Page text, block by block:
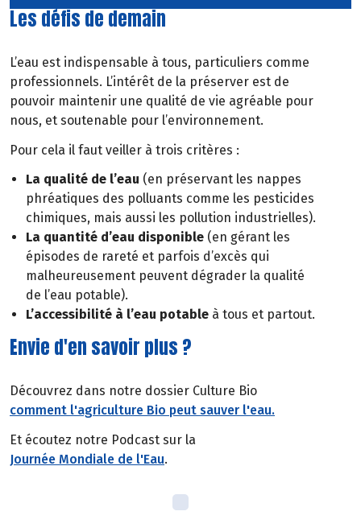
Les défis de demain
L’eau est indispensable à tous, particuliers comme
professionnels. L’intérêt de la préserver est de
pouvoir maintenir une qualité de vie agréable pour
nous, et soutenable pour l’environnement.
Pour cela il faut veiller à trois critères :
La qualité de l’eau (en préservant les nappes
phréatiques des polluants comme les pesticides
chimiques, mais aussi les pollution industrielles).
La quantité d’eau disponible (en gérant les
épisodes de rareté et parfois d’excès qui
malheureusement peuvent dégrader la qualité
de l’eau potable).
L’accessibilité à l’eau potable à tous et partout.
Envie d'en savoir plus ?
Découvrez dans notre dossier Culture Bio
comment l'agriculture Bio peut sauver l'eau.
Et écoutez notre Podcast sur la
Journée Mondiale de l'Eau.